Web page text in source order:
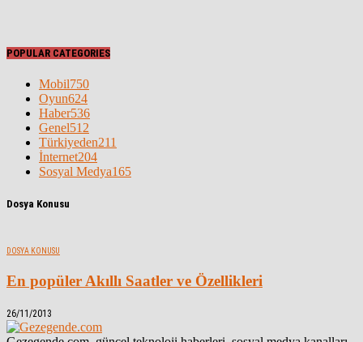
POPULAR CATEGORIES
Mobil750
Oyun624
Haber536
Genel512
Türkiyeden211
İnternet204
Sosyal Medya165
Dosya Konusu
DOSYA KONUSU
En popüler Akıllı Saatler ve Özellikleri
26/11/2013